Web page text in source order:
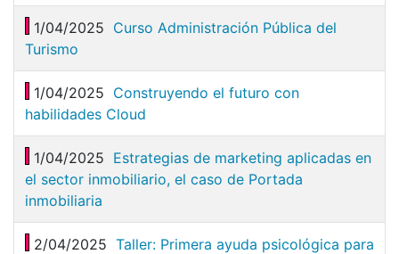
1/04/2025 Curso Administración Pública del
Turismo
1/04/2025 Construyendo el futuro con
habilidades Cloud
1/04/2025 Estrategias de marketing aplicadas en
el sector inmobiliario, el caso de Portada
inmobiliaria
2/04/2025 Taller: Primera ayuda psicológica para